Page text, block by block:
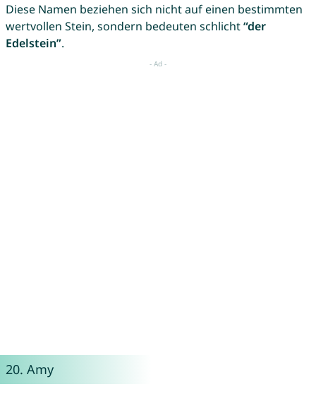
Diese Namen beziehen sich nicht auf einen bestimmten
wertvollen Stein, sondern bedeuten schlicht“der
Edelstein”.
20. Amy